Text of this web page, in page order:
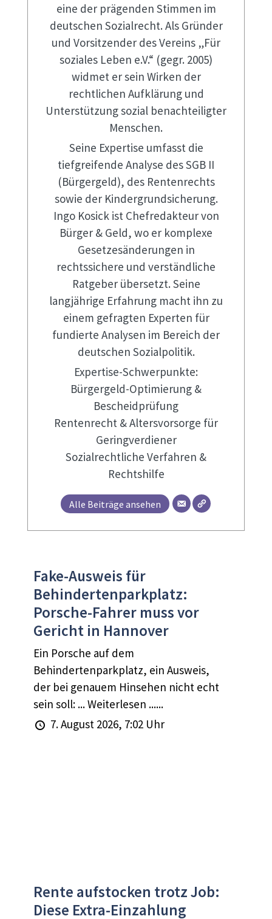
eine der prägenden Stimmen im
deutschen Sozialrecht. Als Gründer
und Vorsitzender des Vereins „Für
soziales Leben e.V.“ (gegr. 2005)
widmet er sein Wirken der
rechtlichen Aufklärung und
Unterstützung sozial benachteiligter
Menschen.
Seine Expertise umfasst die
tiefgreifende Analyse des SGB II
(Bürgergeld), des Rentenrechts
sowie der Kindergrundsicherung.
Ingo Kosick ist Chefredakteur von
Bürger & Geld, wo er komplexe
Gesetzesänderungen in
rechtssichere und verständliche
Ratgeber übersetzt. Seine
langjährige Erfahrung macht ihn zu
einem gefragten Experten für
fundierte Analysen im Bereich der
deutschen Sozialpolitik.
Expertise-Schwerpunkte:
Bürgergeld-Optimierung &
Bescheidprüfung
Rentenrecht & Altersvorsorge für
Geringverdiener
Sozialrechtliche Verfahren &
Rechtshilfe
Alle Beiträge ansehen
Fake-Ausweis für
Behindertenparkplatz:
Porsche-Fahrer muss vor
Gericht in Hannover
Ein Porsche auf dem
Behindertenparkplatz, ein Ausweis,
der bei genauem Hinsehen nicht echt
sein soll: ... Weiterlesen ......
7. August 2026, 7:02 Uhr
Rente aufstocken trotz Job:
Diese Extra-Einzahlung